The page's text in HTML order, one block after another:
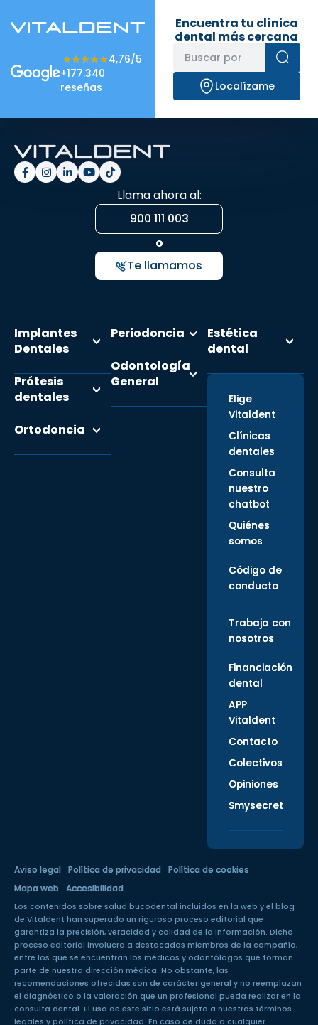
★★★★★
★★★★★4,76/5
+177.340
reseñas
Encuentra tu clínica
dental más cercana
Localízame
Llama ahora al:
900 111 003
o
Te llamamos
Implantes
Dentales
Prótesis
dentales
Ortodoncia
Periodoncia
Odontología
General
Estética
dental
Elige
Vitaldent
Clínicas
dentales
Consulta
nuestro
chatbot
Quiénes
somos
Código de
conducta
Trabaja con
nosotros
Financiación
dental
APP
Vitaldent
Contacto
Colectivos
Opiniones
Smysecret
Aviso legal Política de privacidad
Política de cookies
Mapa web
Accesibilidad
Los contenidos sobre salud bucodental incluidos en la web y el blog
de Vitaldent han superado un riguroso proceso editorial que
garantiza la precisión, veracidad y calidad de la información. Dicho
proceso editorial involucra a destacados miembros de la compañía,
entre los que se encuentran los médicos y odontólogos que forman
parte de nuestra dirección médica. No obstante, las
recomendaciones ofrecidas son de carácter general y no reemplazan
el diagnóstico o la valoración que un profesional pueda realizar en la
consulta dental. El uso de este sitio está sujeto a nuestros términos
legales y política de privacidad. En caso de duda o cualquier